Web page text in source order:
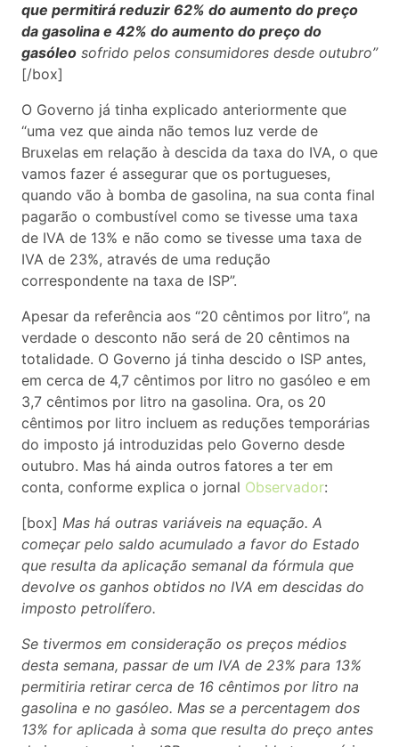
que permitirá reduzir 62% do aumento do preço
da gasolina e 42% do aumento do preço do
gasóleo sofrido pelos consumidores desde outubro”
[/box]
O Governo já tinha explicado anteriormente que
“uma vez que ainda não temos luz verde de
Bruxelas em relação à descida da taxa do IVA, o que
vamos fazer é assegurar que os portugueses,
quando vão à bomba de gasolina, na sua conta final
pagarão o combustível como se tivesse uma taxa
de IVA de 13% e não como se tivesse uma taxa de
IVA de 23%, através de uma redução
correspondente na taxa de ISP”.
Apesar da referência aos “20 cêntimos por litro”, na
verdade o desconto não será de 20 cêntimos na
totalidade. O Governo já tinha descido o ISP antes,
em cerca de 4,7 cêntimos por litro no gasóleo e em
3,7 cêntimos por litro na gasolina. Ora, os 20
cêntimos por litro incluem as reduções temporárias
do imposto já introduzidas pelo Governo desde
outubro. Mas há ainda outros fatores a ter em
conta, conforme explica o jornal Observador:
[box] Mas há outras variáveis na equação. A
começar pelo saldo acumulado a favor do Estado
que resulta da aplicação semanal da fórmula que
devolve os ganhos obtidos no IVA em descidas do
imposto petrolífero.
Se tivermos em consideração os preços médios
desta semana, passar de um IVA de 23% para 13%
permitiria retirar cerca de 16 cêntimos por litro na
gasolina e no gasóleo. Mas se a percentagem dos
13% for aplicada à soma que resulta do preço antes